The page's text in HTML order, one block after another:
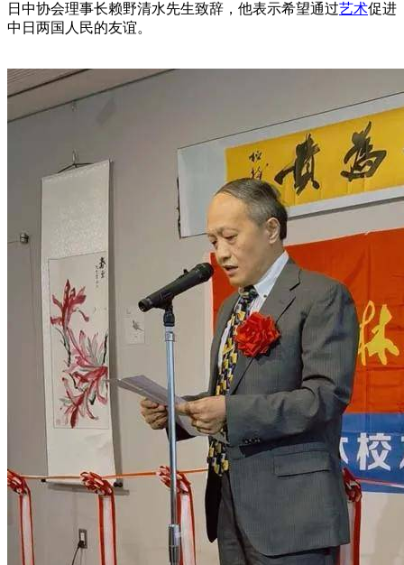
日中协会理事长赖野清水先生致辞，他表示希望通过艺术促进
中日两国人民的友谊。